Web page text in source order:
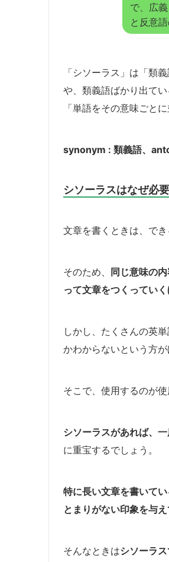
で、広
と反意
「シソーラス」は「類
や、類義語ばかり出て
「単語をその意味ごと
synonym : 類義語、
シソーラスはなぜ必
文章を書くときは、で
そのため、 同じ意味の
って文章をつくってい
しかし、たくさんの英
かわからないという方が
そこで、使用するのが
シソーラスがあれば、
に重宝するでしょう。
特に長い文章を書いて
とまりがない印象を与
そんなときはシソーラ